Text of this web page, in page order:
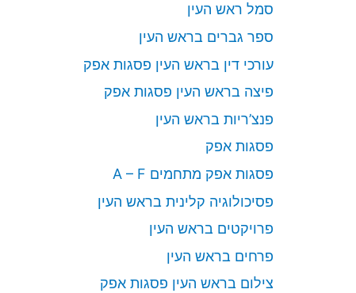
סמל ראש העין
ספר גברים בראש העין
עורכי דין בראש העין פסגות אפק
פיצה בראש העין פסגות אפק
פנצ’ריות בראש העין
פסגות אפק
פסגות אפק מתחמים A – F
פסיכולוגיה קלינית בראש העין
פרויקטים בראש העין
פרחים בראש העין
צילום בראש העין פסגות אפק